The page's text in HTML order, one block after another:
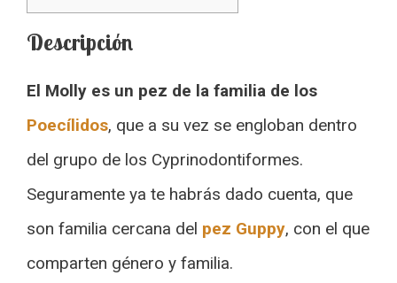
Descripción
El Molly es un pez de la familia de los
Poecílidos, que a su vez se engloban dentro
del grupo de los Cyprinodontiformes.
Seguramente ya te habrás dado cuenta, que
son familia cercana del pez Guppy, con el que
comparten género y familia.